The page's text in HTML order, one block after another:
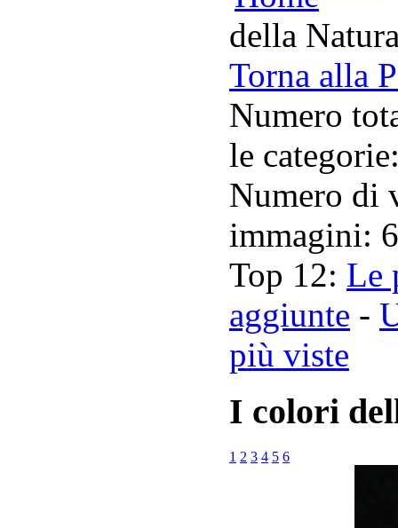
della
Torna alla
Numero
le
Numero di
immagini:
Top 12: Le
aggiunte -
più viste
I colori
1 2 3 4 5 6